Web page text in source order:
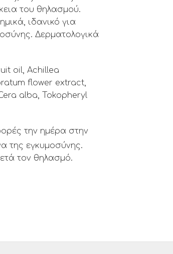
του θηλασμού.
ιδανικό για
Δερματολογικά
oil, Achillea
flower extract,
alba, Tokopheryl
την ημέρα στην
της εγκυμοσύνης.
τον θηλασμό.